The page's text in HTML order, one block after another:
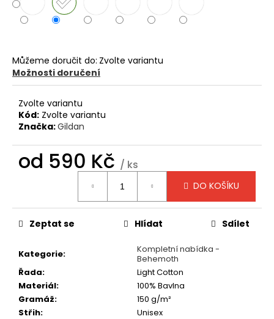
Můžeme doručit do: Zvolte variantu
Možnosti doručení
Zvolte variantu
Kód: Zvolte variantu
Značka:Gildan
od 590 Kč / ks
DO KOŠÍKU
Kategorie:
Kompletní nabídka -
Behemoth
Řada:
Light Cotton
Materiál:
100% Bavlna
Gramáž:
150 g/m²
Střih:
Unisex
Zeptat se Hlídat Sdílet
o
p
o
u
č
u
e
TRIČKO
SEPULTURA
ARISE
490
Kč